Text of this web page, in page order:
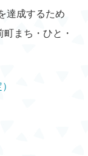
達成するため
まち・ひと・